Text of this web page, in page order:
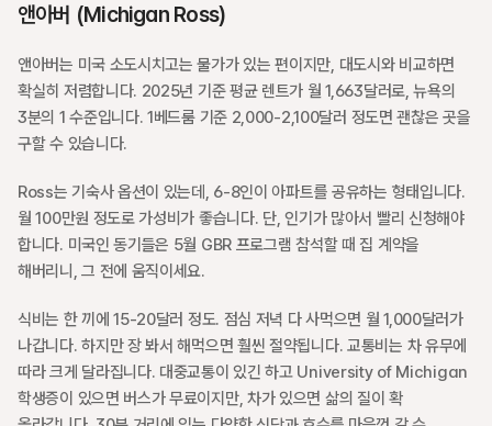
앤아버 (Michigan Ross)
앤아버는 미국 소도시치고는 물가가 있는 편이지만, 대도시와 비교하면
확실히 저렴합니다. 2025년 기준 평균 렌트가 월 1,663달러로, 뉴욕의
3분의 1 수준입니다. 1베드룸 기준 2,000-2,100달러 정도면 괜찮은 곳을
구할 수 있습니다.
Ross는 기숙사 옵션이 있는데, 6-8인이 아파트를 공유하는 형태입니다.
월 100만원 정도로 가성비가 좋습니다. 단, 인기가 많아서 빨리 신청해야
합니다. 미국인 동기들은 5월 GBR 프로그램 참석할 때 집 계약을
해버리니, 그 전에 움직이세요.
식비는 한 끼에 15-20달러 정도. 점심 저녁 다 사먹으면 월 1,000달러가
나갑니다. 하지만 장 봐서 해먹으면 훨씬 절약됩니다. 교통비는 차 유무에
따라 크게 달라집니다. 대중교통이 있긴 하고 University of Michigan
학생증이 있으면 버스가 무료이지만, 차가 있으면 삶의 질이 확